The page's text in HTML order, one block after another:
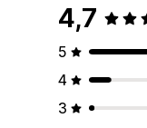
4,7
5
4
3